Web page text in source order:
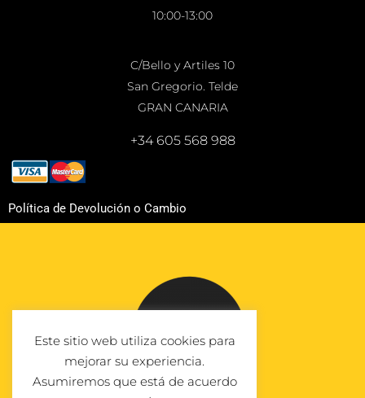
10:00-13:00
C/Bello y Artiles 10
San Gregorio. Telde
GRAN CANARIA
+34 605 568 988
Política de Devolución o Cambio
Este sitio web utiliza cookies para
mejorar su experiencia.
Asumiremos que está de acuerdo